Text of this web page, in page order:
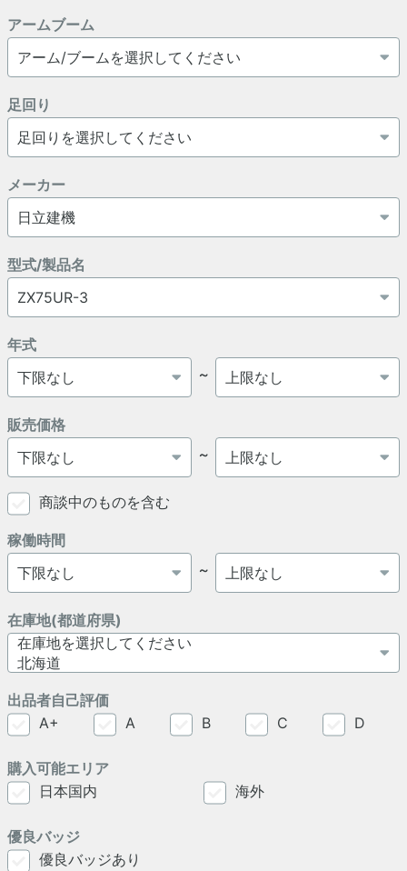
アームブーム
足回り
メーカー
型式/製品名
年式
～
販売価格
～
商談中のものを含む
稼働時間
～
在庫地(都道府県)
出品者自己評価
A+
A B C D
購入可能エリア
日本国内
海外
優良バッジ
優良バッジあり